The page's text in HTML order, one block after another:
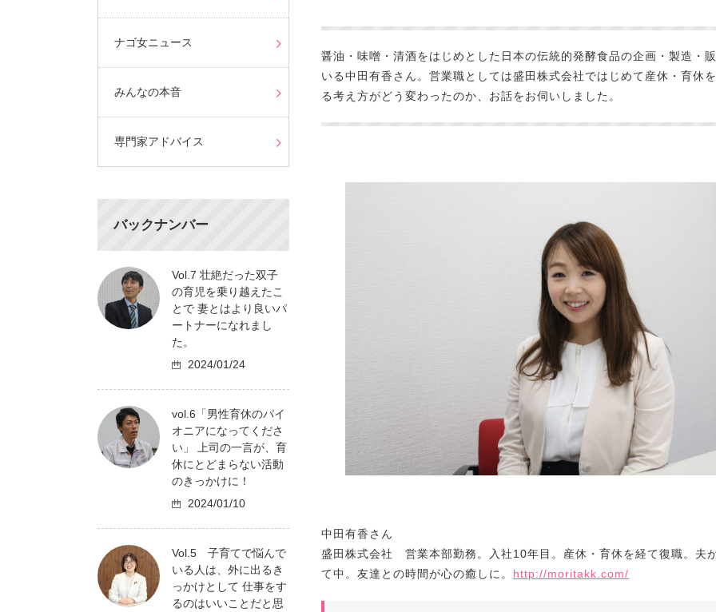
ナゴ女ニュース
みんなの本音
専門家アドバイス
バックナンバー
Vol.7 壮絶だった双子
の育児を乗り越えたこ
とで 妻とはより良いパ
ートナーになれまし
た。
2024/01/24
vol.6「男性育休のパイ
オニアになってくださ
い」 上司の一言が、育
休にとどまらない活動
のきっかけに！
2024/01/10
Vol.5 子育てで悩んで
いる人は、外に出るき
っかけとして 仕事をす
るのはいいことだと思
醤油・味噌・清酒をはじめとした日本の伝統的発酵食品の企画・製造・
いる中田有香さん。営業職としては盛田株式会社ではじめて産休・育休
る考え方がどう変わったのか、お話をお伺いしました。
中田有香さん
盛田株式会社 営業本部勤務。入社10年目。産休・育休を経て復職。夫
て中。友達との時間が心の癒しに。 http://moritakk.com/